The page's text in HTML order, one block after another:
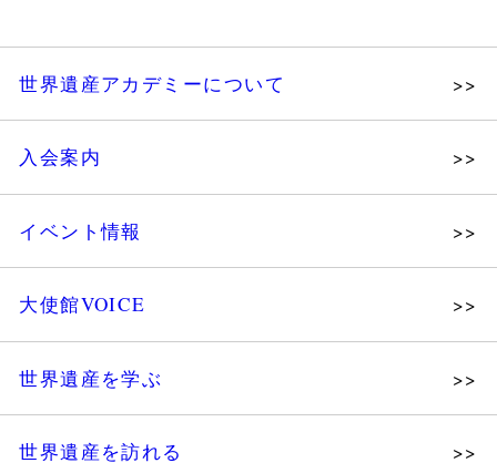
世界遺産アカデミーについて
組織図・役員
法人会員・協賛団体／公認団体
入会案内
イベント情報
ツアー情報
大使館VOICE
世界遺産を学ぶ
世界遺産を訪れる